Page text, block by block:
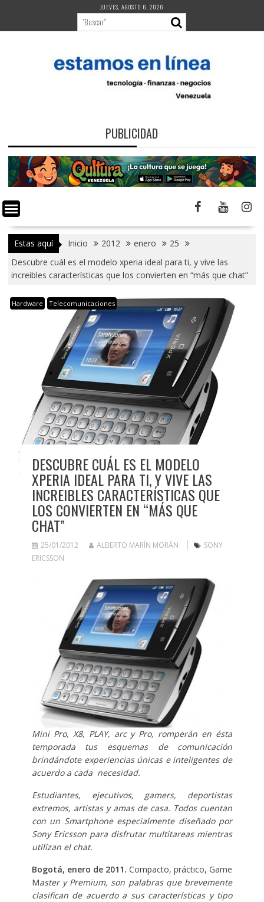
contenido
JUEVES, AGOSTO 6, 2026
PUBLICIDAD
Estas aquí Inicio 2012 enero
25
Descubre cuál es el modelo xperia ideal para ti, y vive las
increibles características que los convierten en “más que chat”
Hardware Telecomunicaciones
DESCUBRE CUÁL ES EL MODELO
XPERIA IDEAL PARA TI, Y VIVE LAS
INCREIBLES CARACTERÍSTICAS QUE
LOS CONVIERTEN EN “MÁS QUE
CHAT”
25/01/2012 ALBERTO MARÍN MORÁN
SONY
ERICSSON
Mini Pro, X8, PLAY, arc y Pro, romperán en ésta
temporada tus esquemas de comunicación
brindándote experiencias únicas e inteligentes de
acuerdo a cada necesidad.
Estudiantes, ejecutivos, gamers, deportistas
extremos, artistas y amas de casa. Todos cuentan
con un Smartphone especialmente diseñado por
Sony Ericsson para disfrutar multitareas mientras
utilizan el chat.
Bogotá, enero de 2011.Compacto, práctico, Game
Master y Premium, son palabras que brevemente
clasifican de acuerdo a sus características y tipo